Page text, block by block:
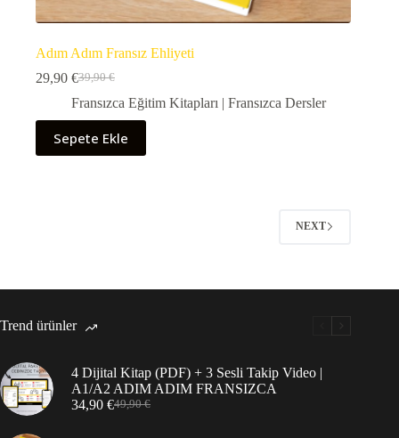
Adım Adım Fransız Ehliyeti
39,90€
Orijinal
fiyat:
29,90 €Şu
andaki
29,90 €.
Fransızca Eğitim Kitapları | Fransızca Dersler
Sepete Ekle
NEXT
Trend ürünler
4 Dijital Kitap (PDF) + 3 Sesli Takip Video |
A1/A2 ADIM ADIM FRANSIZCA
49,90€
Orijinal
34,90 €Şu